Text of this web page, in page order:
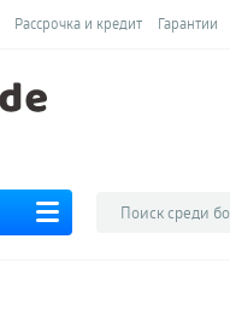
Рассрочка и кредит Гарантии